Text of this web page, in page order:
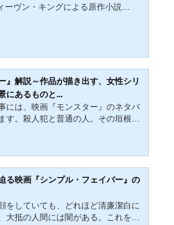
作映画「エイリアン」は、1979年
ーヴン・キングによる原作小説
単なるホラーの枠を超えた、現代社
深層心理を映し出す寓話的作品とな
、映画『ミスト』のあらすじやキャ
・社...
』解説～作品が描き出す、女性シリ
にあるものと...
には、映画『モンスター』のネタバ
す。殺人犯と普通の人。その垣根は
。非常に見ごたえがあり、特に、シ
ンの名演技は必見だ。しかし、今作
ようもない後味の悪さを感じる人は
てその原因は、主人公（及び実在の
きた環境にあるだろう。この記事で
ながら、シリアルキラーとなった女
る映画『シンプル・フェイバー』の
をしていても、どれほど清廉潔白に
大抵の人間には闇がある。これを読